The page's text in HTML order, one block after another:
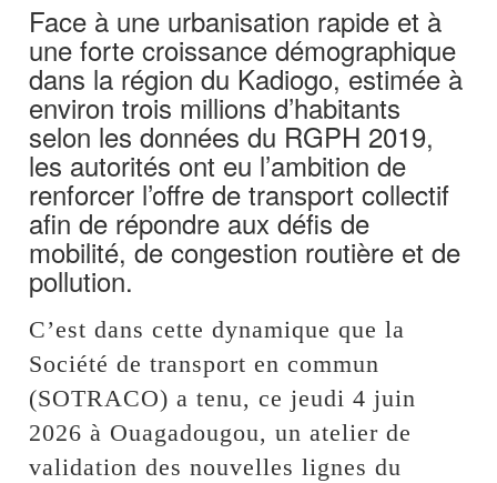
Face à une urbanisation rapide et à
une forte croissance démographique
dans la région du Kadiogo, estimée à
environ trois millions d’habitants
selon les données du RGPH 2019,
les autorités ont eu l’ambition de
renforcer l’offre de transport collectif
afin de répondre aux défis de
mobilité, de congestion routière et de
pollution.
C’est dans cette dynamique que la
Société de transport en commun
(SOTRACO) a tenu, ce jeudi 4 juin
2026 à Ouagadougou, un atelier de
validation des nouvelles lignes du